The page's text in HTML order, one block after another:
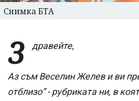
Снимка БТА
З дравейте,
Аз съм Веселин Желев и ви
отблизо” - рубриката ни, в